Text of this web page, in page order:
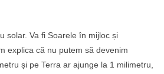
solar. Va fi Soarele în mijloc și
explica că nu putem să devenim
și pe Terra ar ajunge la 1 milimetru,